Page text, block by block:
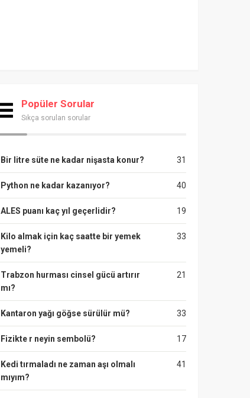
Popüler Sorular
Sıkça sorulan sorular
31
Bir litre süte ne kadar nişasta konur?
40
Python ne kadar kazanıyor?
19
ALES puanı kaç yıl geçerlidir?
33
Kilo almak için kaç saatte bir yemek
yemeli?
21
Trabzon hurması cinsel gücü artırır
mı?
33
Kantaron yağı göğse sürülür mü?
17
Fizikte r neyin sembolü?
41
Kedi tırmaladı ne zaman aşı olmalı
mıyım?